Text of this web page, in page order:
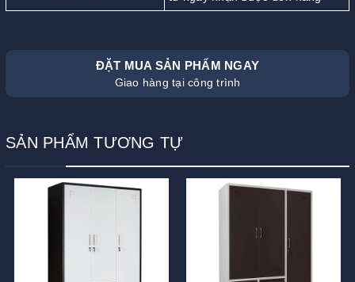
ĐẶT MUA SẢN PHẨM NGAY
Giao hàng tại công trình
SẢN PHẨM TƯƠNG TỰ